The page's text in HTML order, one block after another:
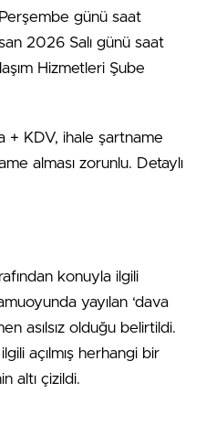
günü saat
2026 Salı günü saat
Hizmetleri Şube
+ KDV, ihale şartname
alması zorunlu. Detaylı
konuyla ilgili
yayılan ‘dava
asılsız olduğu belirtildi.
açılmış herhangi bir
altı çizildi.